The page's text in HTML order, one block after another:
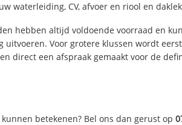
waterleiding, CV, afvoer en riool en
hebben altijd voldoende voorraad en
uitvoeren. Voor grotere klussen wordt
direct een afspraak gemaakt voor de
betekenen? Bel ons dan gerust op